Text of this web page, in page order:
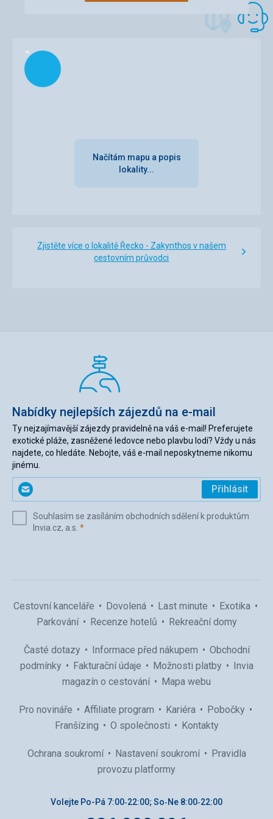
Snídaně na hotelu Bozikis Palace velmi dostačující, snad
jen ovoce by mohlo být rozmanitější. Večeře byly sice
byly v hotelu Zante Sun který je vzdálen 20 min. pěšky.
Odměnou za tuto procházku však byla luxusní řecká
kuchyně v takovém množství variací, že se nedalo ani vše
ochutnat. Jediná věc co by jsem vytkl je že k večeři
Pěkné, čisté a pravidelně uklízené, výměna prádla a
Načítám
Načítám mapu a popis
lokality...
Zjistěte více o lokalitě Řecko - Zakynthos v našem
cestovním průvodci
Nabídky nejlepších zájezdů na e-mail
Ty nejzajímavější zájezdy pravidelně na váš e-mail! Preferujete
exotické pláže, zasněžené ledovce nebo plavbu lodí? Vždy u nás
najdete, co hledáte. Nebojte, váš e-mail neposkytneme nikomu
jinému.
Zadejte
svůj
(povinné)
Přihlásit
Souhlasím se zasíláním obchodních sdělení k produktům
Invia.cz, a.s. *(povinné)
Cestovní kanceláře Dovolená Last minute
Exotika
Parkování
Recenze hotelů Rekreační domy
Časté dotazy Informace před nákupem
Obchodní
podmínky
Fakturační údaje Možnosti platby
Invia
magazín o cestování
Mapa webu
Pro novináře Affiliate program Kariéra
Pobočky
Franšízing
O společnosti Kontakty
Ochrana soukromí Nastavení soukromí
Pravidla
provozu platformy
Volejte Po-Pá 7:00‑22:00; So‑Ne 8:00‑22:00